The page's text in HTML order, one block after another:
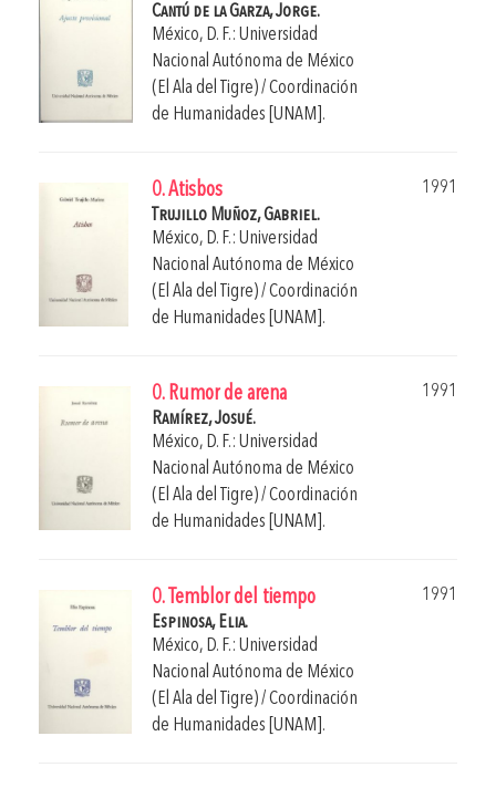
Cantú de la Garza, Jorge.
México, D. F.: Universidad
Nacional Autónoma de México
(El Ala del Tigre) / Coordinación
de Humanidades [UNAM].
0. Atisbos
1991
Trujillo Muñoz, Gabriel.
México, D. F.: Universidad
Nacional Autónoma de México
(El Ala del Tigre) / Coordinación
de Humanidades [UNAM].
0. Rumor de arena
1991
Ramírez, Josué.
México, D. F.: Universidad
Nacional Autónoma de México
(El Ala del Tigre) / Coordinación
de Humanidades [UNAM].
0. Temblor del tiempo
1991
Espinosa, Elia.
México, D. F.: Universidad
Nacional Autónoma de México
(El Ala del Tigre) / Coordinación
de Humanidades [UNAM].